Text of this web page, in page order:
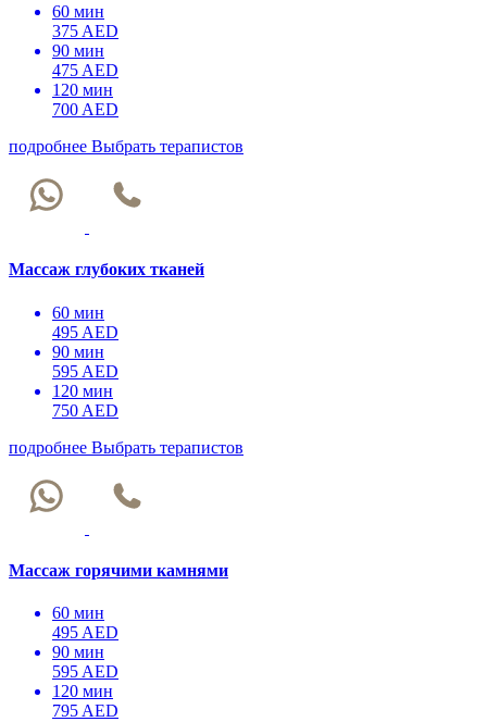
60 мин
375 AED
90 мин
475 AED
120 мин
700 AED
подробнее Выбрать терапистов
Массаж глубоких тканей
60 мин
495 AED
90 мин
595 AED
120 мин
750 AED
подробнее Выбрать терапистов
Массаж горячими камнями
60 мин
495 AED
90 мин
595 AED
120 мин
795 AED